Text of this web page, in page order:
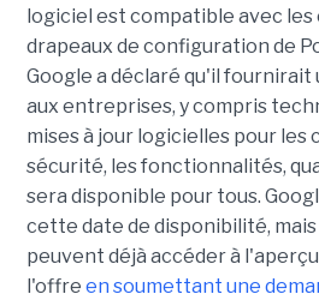
logiciel est compatible avec
drapeaux de configuration de
Google a déclaré qu'il
aux entreprises, y compris
mises à jour logicielles pour les
sécurité, les fonctionnalités,
sera disponible pour tous.
cette date de disponibilité,
peuvent déjà accéder à
l'offre en soumettant une